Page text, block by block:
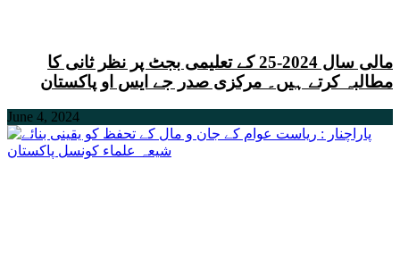
مالی سال 2024-25 کے تعلیمی بجٹ پر نظر ثانی کا
مطالبہ کرتے ہیں۔ مرکزی صدر جے ایس او پاکستان
June 4, 2024